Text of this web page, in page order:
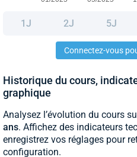
1J 2J 5J
Connectez-vous
Historique du cours,
graphique
Analysez l’évolution du cours
ans. Affichez des indicateurs
enregistrez vos réglages pour
configuration.